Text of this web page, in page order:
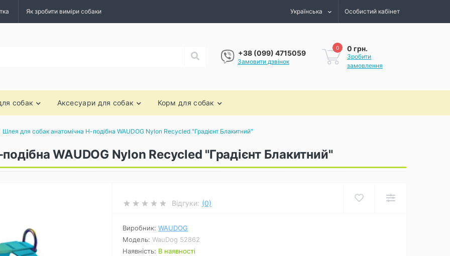
Як зробити виміри собаки Українська Особистий кабінет
+38 (099) 4715059
Замовити дзвінок
0 0 грн.
Зробити
замовлення
собак Аксесуари для собак Корм для собак
Шлея для собак анатомічна Н-подібна WAUDOG Nylon Recycled "Градієнт Блакитний"
WAUDOG Nylon Recycled "Градієнт Блакитний"
Відгуки: (0)
Виробник: WAUDOG
Модель: WauDog 52862
Наявність: В наявності